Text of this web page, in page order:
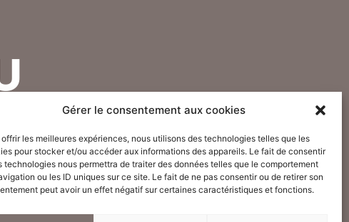
Gérer le consentement aux cookies
offrir les meilleures expériences, nous utilisons des technologies telles que les
pour stocker et/ou accéder aux informations des appareils. Le fait de consentir
technologies nous permettra de traiter des données telles que le comportement
ou les ID uniques sur ce site. Le fait de ne pas consentir ou de retirer son
peut avoir un effet négatif sur certaines caractéristiques et fonctions.